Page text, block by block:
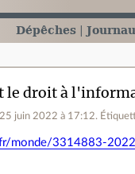
Dépêches
le droit à
25 juin 2022 à 17:12.
monde/3314883-